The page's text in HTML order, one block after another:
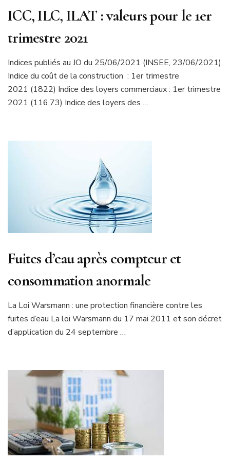
ICC, ILC, ILAT : valeurs pour le 1er
trimestre 2021
​​​​​​​​​​​​​​​​​​​​​​​​Indices publiés au JO du 25/06/2021 (INSEE, 23/06/2021)
Indice du coût de la construction : 1er trimestre
2021 (1822) Indice des loyers commerciaux : 1er trimestre
2021 (116,73) Indice des loyers des …
Fuites d’eau après compteur et
consommation anormale
La Loi Warsmann : une protection financière contre les
fuites d’eau La loi Warsmann du 17 mai 2011 et son décret
d’application du 24 septembre …